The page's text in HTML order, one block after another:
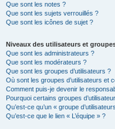
Que sont les notes ?
Que sont les sujets verrouillés ?
Que sont les icônes de sujet ?
Niveaux des utilisateurs et
Que sont les administrateurs ?
Que sont les modérateurs ?
Que sont les groupes d’utilisateurs ?
Où sont les groupes d’utilisateurs et
Comment puis-je devenir le
Pourquoi certains groupes
Qu’est-ce qu’un « groupe
Qu’est-ce que le lien « L’équipe » ?